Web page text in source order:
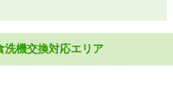
洗機交換対応エリア